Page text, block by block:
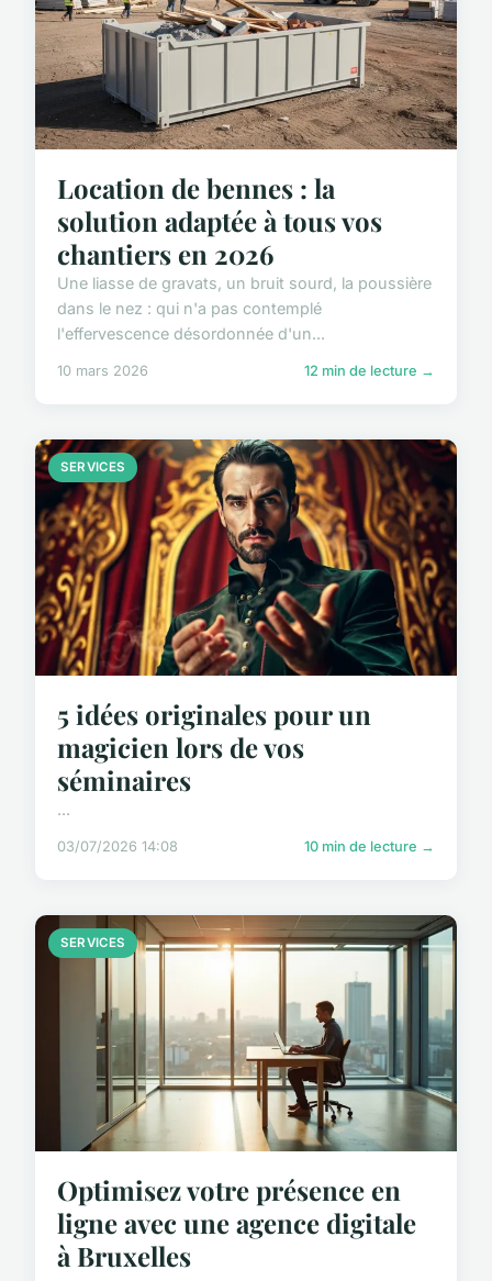
Location de bennes : la
solution adaptée à tous vos
chantiers en 2026
Une liasse de gravats, un bruit sourd, la poussière
dans le nez : qui n'a pas contemplé
l'effervescence désordonnée d'un...
10 mars 2026 12 min de lecture →
SERVICES
5 idées originales pour un
magicien lors de vos
séminaires
...
03/07/2026 14:08 10 min de lecture →
SERVICES
Optimisez votre présence en
ligne avec une agence digitale
à Bruxelles